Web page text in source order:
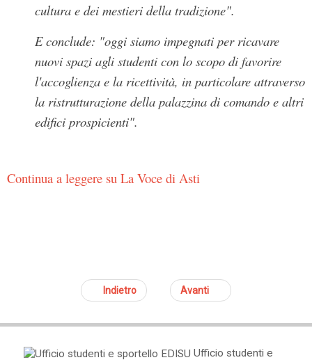
cultura e dei mestieri della tradizione".
E conclude: "oggi siamo impegnati per ricavare
nuovi spazi agli studenti con lo scopo di favorire
l'accoglienza e la ricettività, in particolare attraverso
la ristrutturazione della palazzina di comando e altri
edifici prospicienti".
Continua a leggere su La Voce di Asti
Indietro Avanti
Ufficio studenti e